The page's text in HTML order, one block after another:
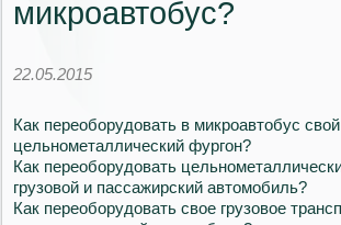
микроавтобус?
22.05.2015
Как переоборудовать в микроавтобус свой
цельнометаллический фургон?
Как переоборудовать
грузовой и пассажирский автомобиль?
Как переоборудовать свое грузовое